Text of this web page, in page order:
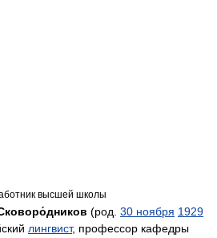
высшей школы
(род. 30 ноября 1929
лингвист, профессор кафедры